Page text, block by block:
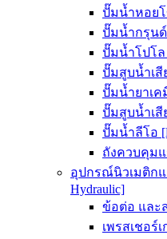
ปั๊มน้ำหอยโ
ปั๊มน้ำกรุนด์
ปั๊มน้ำโปโล
ปั๊มสูบน้ำเสี
ปั๊มน้ำยาเค
ปั๊มสูบน้ำเสี
ปั๊มน้ำลีโอ
ถังควบคุมแ
อุปกรณ์นิวเมติกแ
Hydraulic]
ข้อต่อ และส
เพรสเชอร์เ